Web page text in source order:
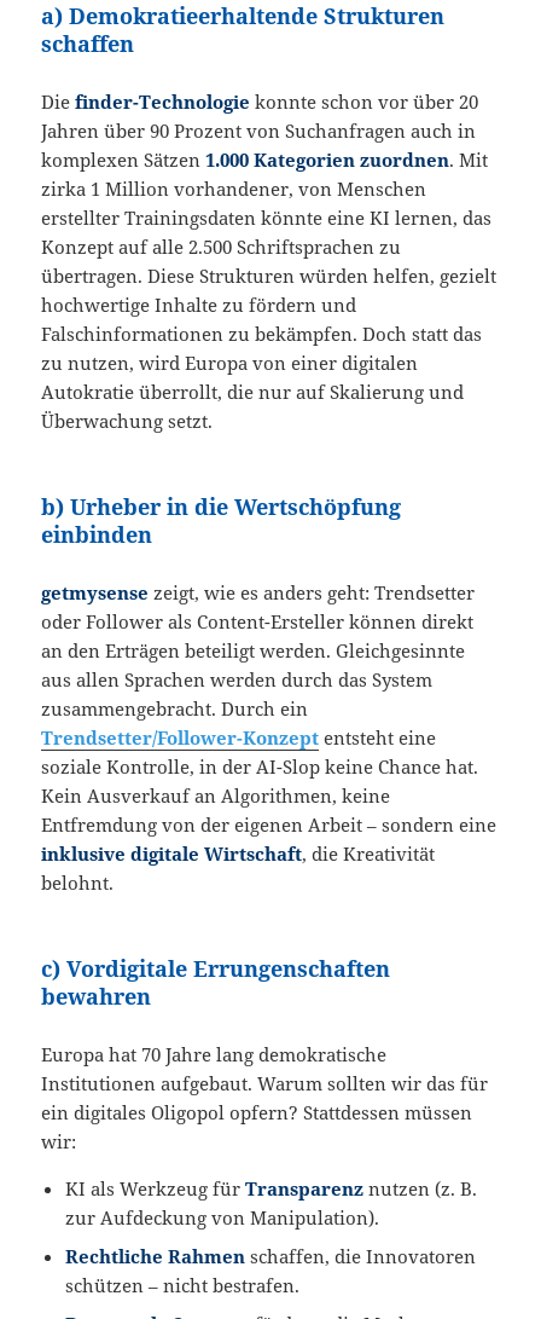
a) Demokratieerhaltende Strukturen
schaffen
Diefinder-Technologie konnte schon vor über 20
Jahren über 90 Prozent von Suchanfragen auch in
komplexen Sätzen1.000 Kategorien zuordnen. Mit
zirka 1 Million vorhandener, von Menschen
erstellter Trainingsdaten könnte eine KI lernen, das
Konzept auf alle 2.500 Schriftsprachen zu
übertragen. Diese Strukturen würden helfen, gezielt
hochwertige Inhalte zu fördern und
Falschinformationen zu bekämpfen. Doch statt das
zu nutzen, wird Europa von einer digitalen
Autokratie überrollt, die nur auf Skalierung und
Überwachung setzt.
b) Urheber in die Wertschöpfung
einbinden
getmysense zeigt, wie es anders geht: Trendsetter
oder Follower als Content-Ersteller können direkt
an den Erträgen beteiligt werden. Gleichgesinnte
aus allen Sprachen werden durch das System
zusammengebracht. Durch ein
Trendsetter/Follower-Konzept entsteht eine
soziale Kontrolle, in der AI-Slop keine Chance hat.
Kein Ausverkauf an Algorithmen, keine
Entfremdung von der eigenen Arbeit – sondern eine
inklusive digitale Wirtschaft, die Kreativität
belohnt.
c) Vordigitale Errungenschaften
bewahren
Europa hat 70 Jahre lang demokratische
Institutionen aufgebaut. Warum sollten wir das für
ein digitales Oligopol opfern? Stattdessen müssen
wir:
KI als Werkzeug fürTransparenz nutzen (z. B.
zur Aufdeckung von Manipulation).
Rechtliche Rahmen schaffen, die Innovatoren
schützen – nicht bestrafen.